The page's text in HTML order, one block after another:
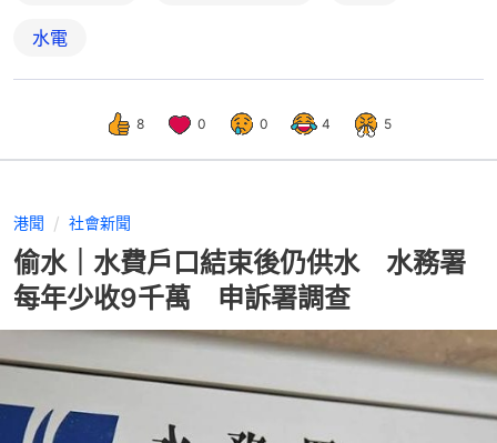
水電
8 0 0 4 5
港聞 社會新聞
偷水｜水費戶口結束後仍供水 水務署
每年少收9千萬 申訴署調查